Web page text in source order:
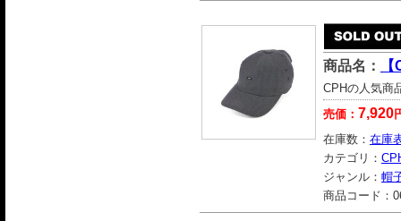
商品名：
CPHの人気商
売価： 7,920
在庫数： 在庫
カテゴリ：
ジャンル： 帽
商品コード：